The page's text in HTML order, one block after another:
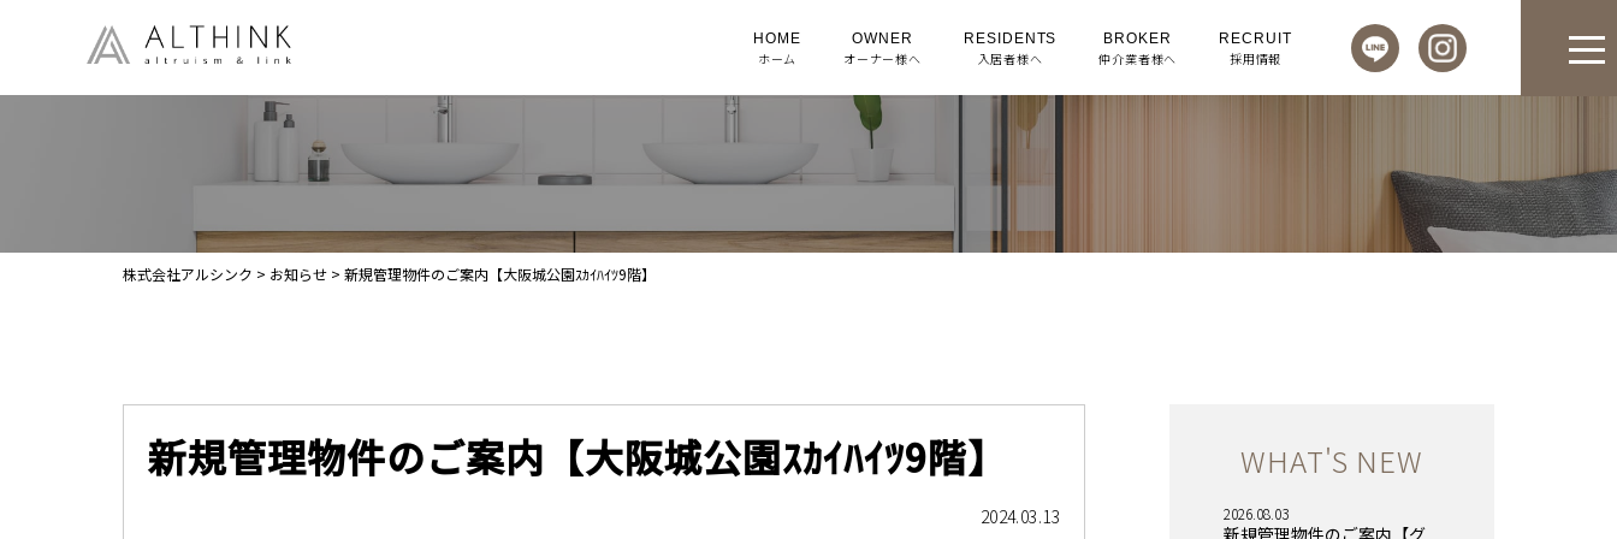
HOME
ホーム
OWNER
オーナー様へ
RESIDENTS
入居者様へ
BROKER
仲介業者様へ
RECRUIT
採用情報
株式会社アルシンク > お知らせ > 新規管理物件のご案内【大阪城公園ｽｶｲﾊｲﾂ9階】
新規管理物件のご案内【大阪城公園ｽｶｲﾊｲﾂ9階】
2024.03.13
WHAT'S NEW
2026.08.03
新規管理物件のご案内【グ